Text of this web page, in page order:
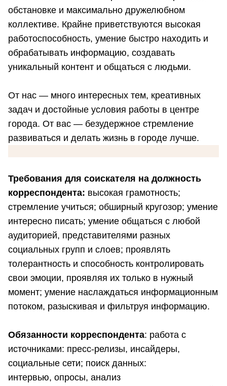
обстановке и максимально дружелюбном
коллективе. Крайне приветствуются высокая
работоспособность, умение быстро находить и
обрабатывать информацию, создавать
уникальный контент и общаться с людьми.
От нас — много интересных тем, креативных
задач и достойные условия работы в центре
города. От вас — безудержное стремление
развиваться и делать жизнь в городе лучше.
Требования для соискателя на должность
корреспондента: высокая грамотность;
стремление учиться; обширный кругозор; умение
интересно писать; умение общаться с любой
аудиторией, представителями разных
социальных групп и слоев; проявлять
толерантность и способность контролировать
свои эмоции, проявляя их только в нужный
момент; умение наслаждаться информационным
потоком, разыскивая и фильтруя информацию.
Обязанности корреспондента: работа с
источниками: пресс-релизы, инсайдеры,
социальные сети; поиск данных:
интервью, опросы, анализ